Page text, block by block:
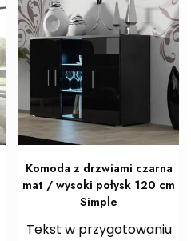
Komoda z drzwiami czarna
mat / wysoki połysk 120 cm
Simple
Tekst w przygotowaniu